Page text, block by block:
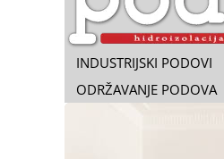
INDUSTRIJSKI PODOVI
ODRŽAVANJE PODOVA